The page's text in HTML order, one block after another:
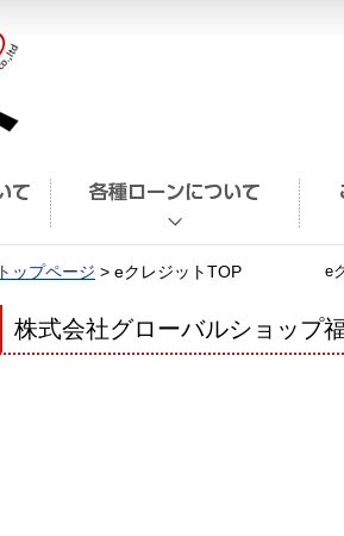
トップページ > eクレジットTOP e
株式会社グローバルショップ